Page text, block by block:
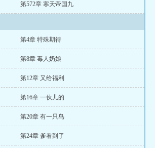
第572章 寒天帝国九
第4章 特殊期待
第8章 毒人奶娘
第12章 又给福利
第16章 一伙儿的
第20章 有一只鸟
第24章 爹看到了